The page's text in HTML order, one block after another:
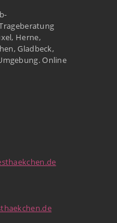
Herne,
Gladbeck,
Online